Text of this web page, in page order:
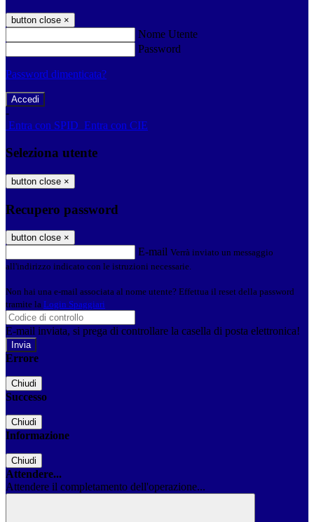
button close ×
Nome Utente
Password
Password dimenticata?
-
Entra con SPID Entra con CIE
Seleziona utente
button close ×
Recupero password
button close ×
E-mail Verrà inviato un messaggio
all'indirizzo indicato con le istruzioni necessarie.
Non hai una e-mail associata al nome utente? Effettua il reset della password
tramite la Login Spaggiari
E-mail inviata, si prega di controllare la casella di posta elettronica!
Errore
Chiudi
Successo
Chiudi
Informazione
Chiudi
Attendere...
Attendere il completamento dell'operazione...